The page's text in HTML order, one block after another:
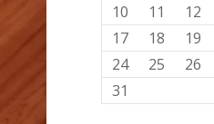
10
11 12
17
18 19
24
25 26
31